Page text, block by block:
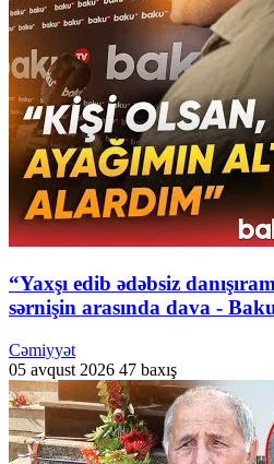
“Yaxşı edib ədəbsiz
sərnişin arasında dava -
Cəmiyyət
05 avqust 2026 47 baxış